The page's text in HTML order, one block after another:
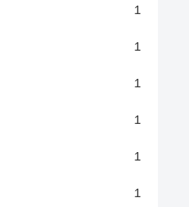
1
1
1
1
1
1